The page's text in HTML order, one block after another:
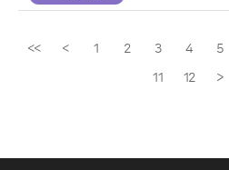
<< < 1 2 3 4 5
11
12 >